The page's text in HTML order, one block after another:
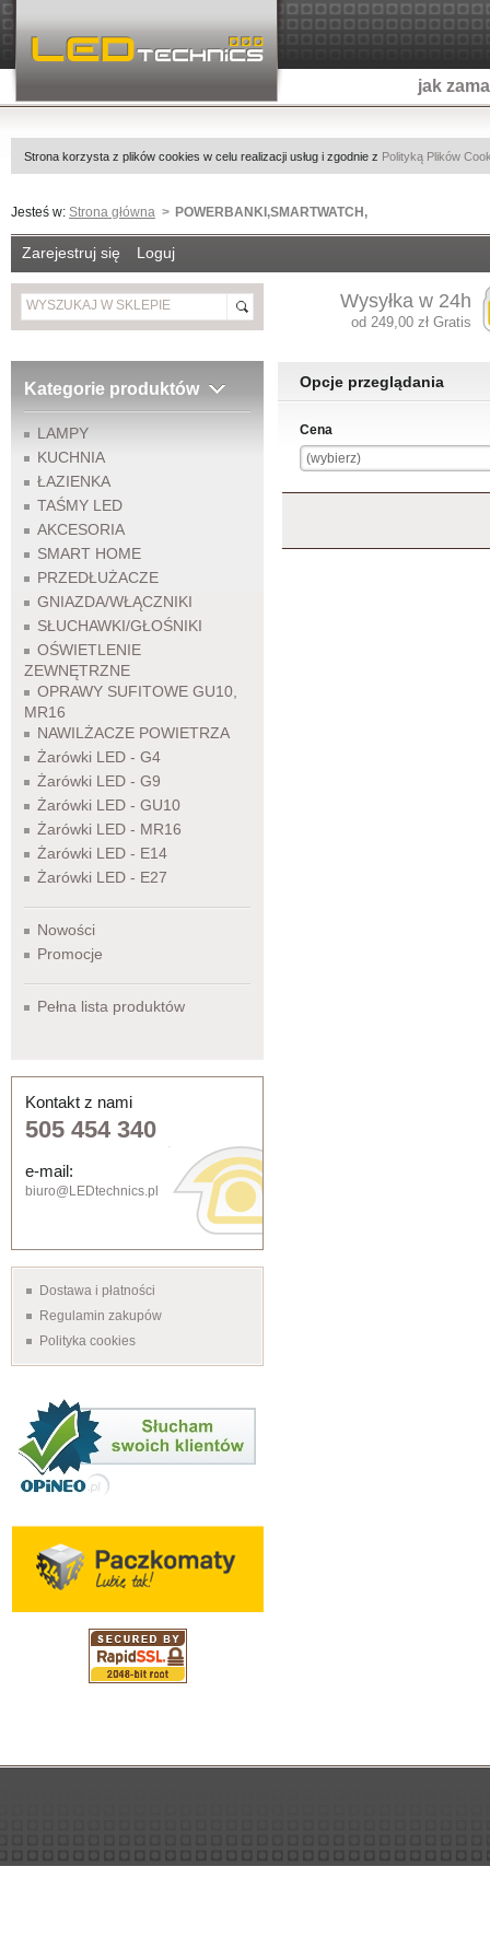
jak
Strona korzysta z plików cookies w celu realizacji usług i zgodnie z Polityką Plików
Jesteś w: Strona główna POWERBANKI,SMARTWATCH,
Zarejestruj się Loguj
Wysyłka w 24h
od 249,00 zł Gratis
Kategorie produktów
LAMPY
KUCHNIA
ŁAZIENKA
TAŚMY LED
AKCESORIA
SMART HOME
PRZEDŁUŻACZE
GNIAZDA/WŁĄCZNIKI
SŁUCHAWKI/GŁOŚNIKI
OŚWIETLENIE
ZEWNĘTRZNE
OPRAWY SUFITOWE GU10,
MR16
NAWILŻACZE POWIETRZA
Żarówki LED - G4
Żarówki LED - G9
Żarówki LED - GU10
Żarówki LED - MR16
Żarówki LED - E14
Żarówki LED - E27
Nowości
Promocje
Pełna lista produktów
Kontakt z nami
505 454 340
e-mail:
biuro@LEDtechnics.pl
Dostawa i płatności
Regulamin zakupów
Polityka cookies
Opcje przeglądania
Cena
(wybierz)